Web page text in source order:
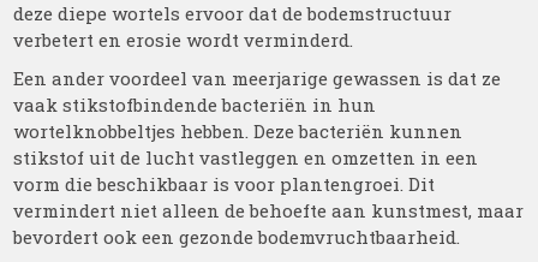
deze diepe wortels ervoor dat de bodemstructuur
verbetert en erosie wordt verminderd.
Een ander voordeel van meerjarige gewassen is dat ze
vaak stikstofbindende bacteriën in hun
wortelknobbeltjes hebben. Deze bacteriën kunnen
stikstof uit de lucht vastleggen en omzetten in een
vorm die beschikbaar is voor plantengroei. Dit
vermindert niet alleen de behoefte aan kunstmest, maar
bevordert ook een gezonde bodemvruchtbaarheid.